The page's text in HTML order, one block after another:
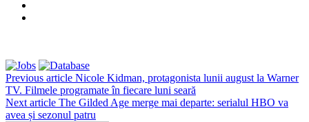
Previous article Nicole Kidman, protagonista lunii august la Warner
TV. Filmele programate în fiecare luni seară
Next article The Gilded Age merge mai departe: serialul HBO va
avea și sezonul patru